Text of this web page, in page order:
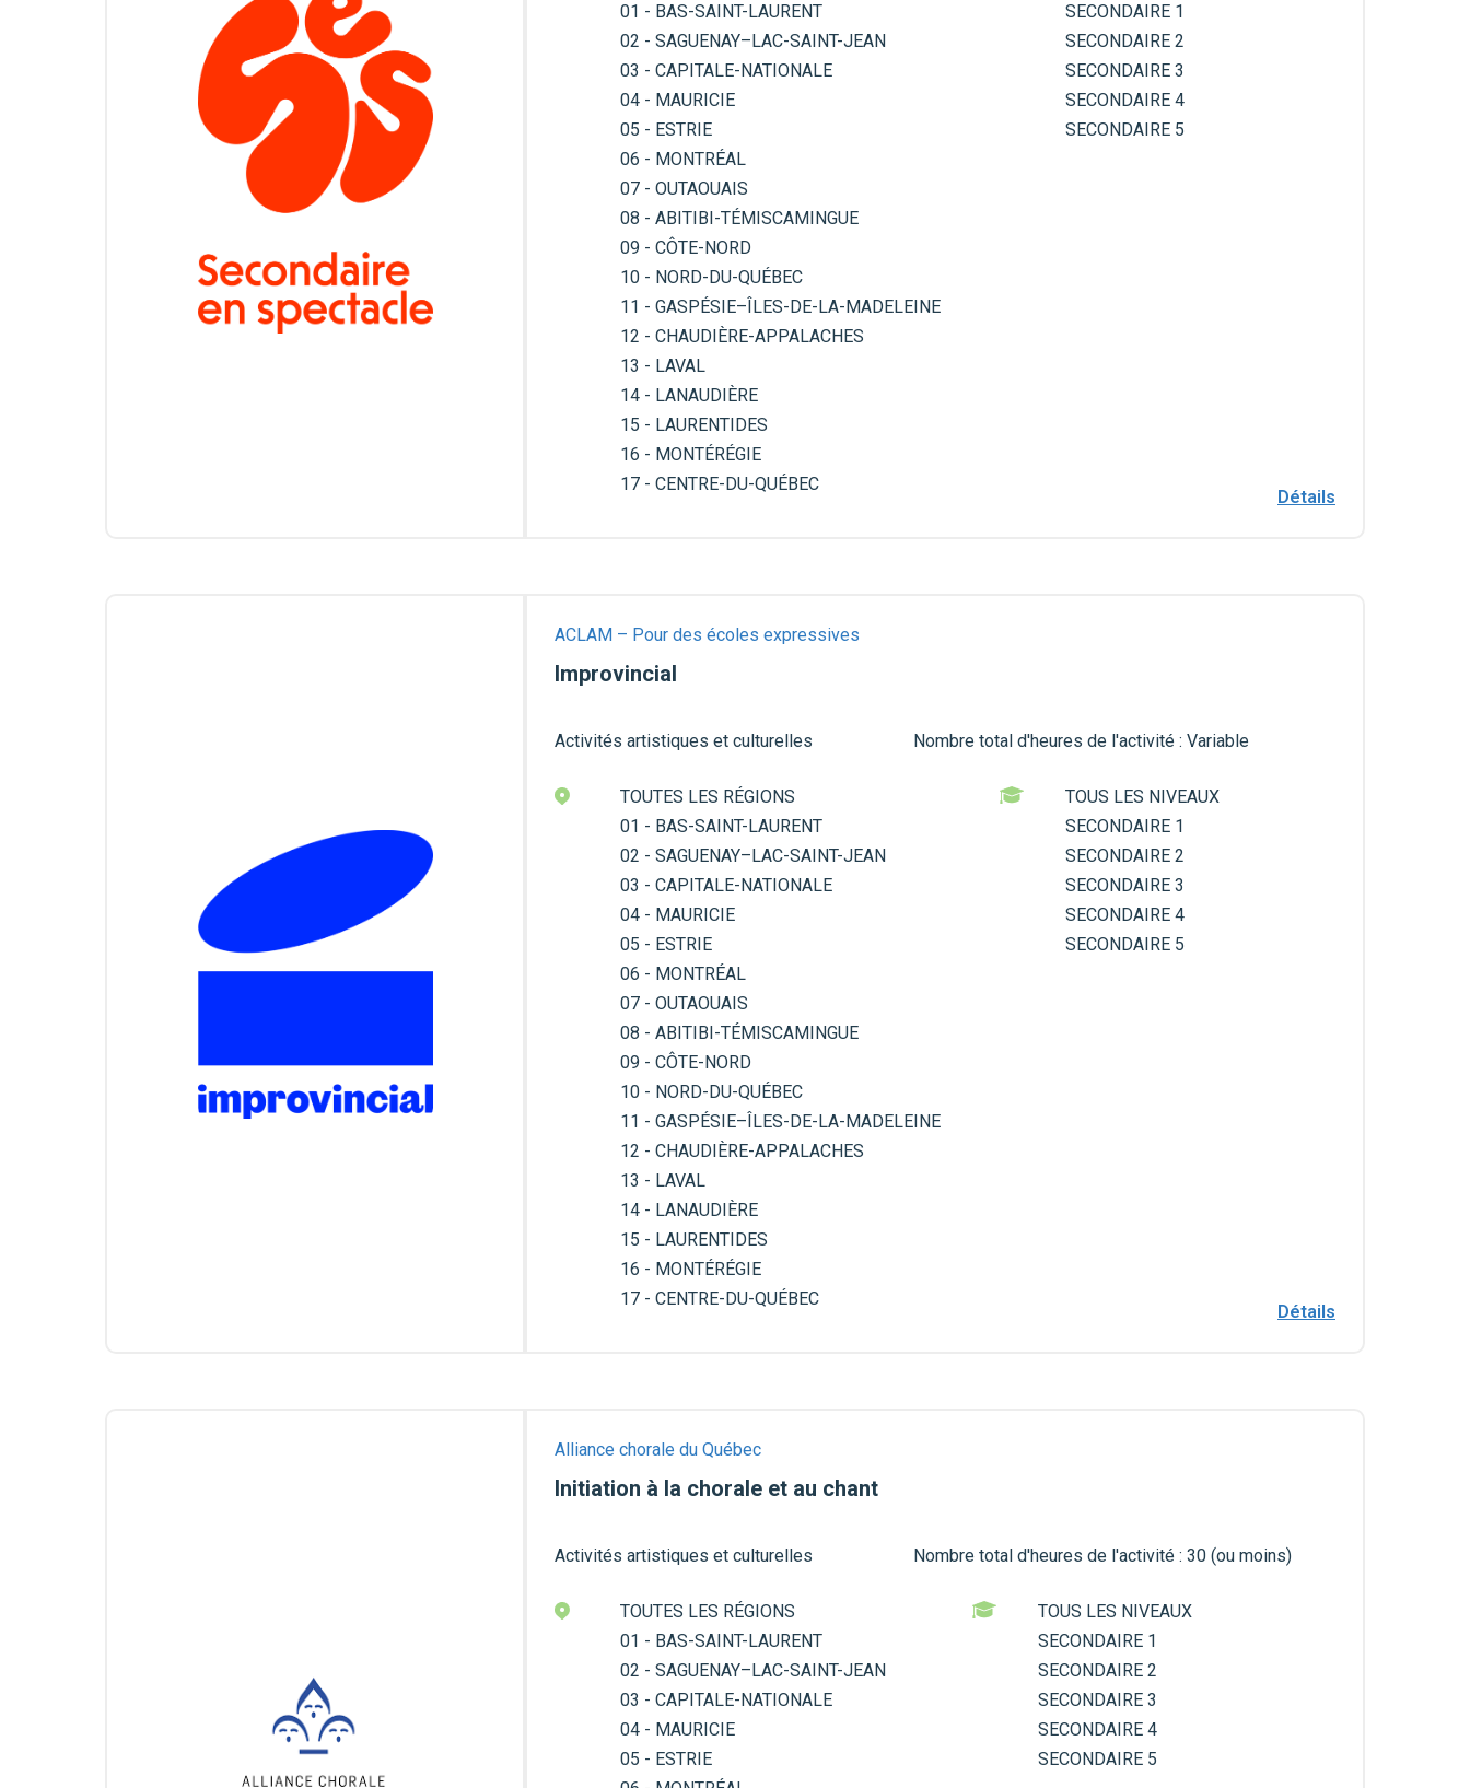
01 - BAS-SAINT-LAURENT
02 - SAGUENAY–LAC-SAINT-JEAN
03 - CAPITALE-NATIONALE
04 - MAURICIE
05 - ESTRIE
06 - MONTRÉAL
07 - OUTAOUAIS
08 - ABITIBI-TÉMISCAMINGUE
09 - CÔTE-NORD
10 - NORD-DU-QUÉBEC
11 - GASPÉSIE–ÎLES-DE-LA-MADELEINE
12 - CHAUDIÈRE-APPALACHES
13 - LAVAL
14 - LANAUDIÈRE
15 - LAURENTIDES
16 - MONTÉRÉGIE
17 - CENTRE-DU-QUÉBEC
SECONDAIRE 1
SECONDAIRE 2
SECONDAIRE 3
SECONDAIRE 4
SECONDAIRE 5
Détails
ACLAM – Pour des écoles expressives
Improvincial
Activités artistiques et culturelles Nombre total d'heures de l'activité : Variable
TOUTES LES RÉGIONS
01 - BAS-SAINT-LAURENT
02 - SAGUENAY–LAC-SAINT-JEAN
03 - CAPITALE-NATIONALE
04 - MAURICIE
05 - ESTRIE
06 - MONTRÉAL
07 - OUTAOUAIS
08 - ABITIBI-TÉMISCAMINGUE
09 - CÔTE-NORD
10 - NORD-DU-QUÉBEC
11 - GASPÉSIE–ÎLES-DE-LA-MADELEINE
12 - CHAUDIÈRE-APPALACHES
13 - LAVAL
14 - LANAUDIÈRE
15 - LAURENTIDES
16 - MONTÉRÉGIE
17 - CENTRE-DU-QUÉBEC
TOUS LES NIVEAUX
SECONDAIRE 1
SECONDAIRE 2
SECONDAIRE 3
SECONDAIRE 4
SECONDAIRE 5
Détails
Alliance chorale du Québec
Initiation à la chorale et au chant
Activités artistiques et culturelles Nombre total d'heures de l'activité : 30 (ou moins)
TOUTES LES RÉGIONS
01 - BAS-SAINT-LAURENT
02 - SAGUENAY–LAC-SAINT-JEAN
03 - CAPITALE-NATIONALE
04 - MAURICIE
05 - ESTRIE
TOUS LES NIVEAUX
SECONDAIRE 1
SECONDAIRE 2
SECONDAIRE 3
SECONDAIRE 4
SECONDAIRE 5